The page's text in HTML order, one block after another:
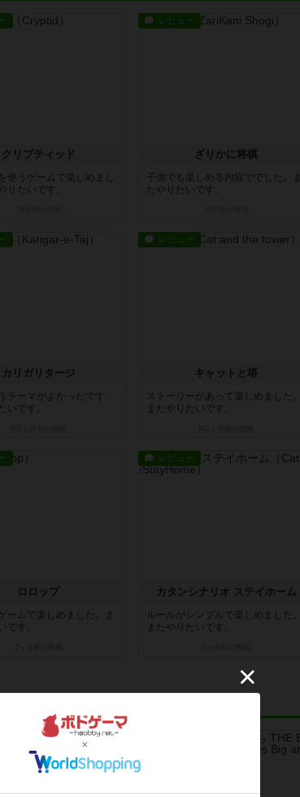
クリプティッド
使うゲームで楽しめまし
りたいです。
レビュー
ざりかに将棋
子供でも楽しめる内容ででした。ま
たやりたいです。
カリガリタージ
テーマがよかったです。
いです。
レビュー
キャットと塔
ストーリーがあって楽しめました。
またやりたいです。
ロロップ
ームで楽しめました。ま
です。
レビュー
カタンシナリオ ステイホーム
ルールがシンプルで楽しめました。
またやりたいです。